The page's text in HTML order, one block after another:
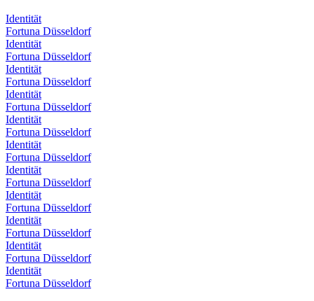
Identität
Fortuna Düsseldorf
Identität
Fortuna Düsseldorf
Identität
Fortuna Düsseldorf
Identität
Fortuna Düsseldorf
Identität
Fortuna Düsseldorf
Identität
Fortuna Düsseldorf
Identität
Fortuna Düsseldorf
Identität
Fortuna Düsseldorf
Identität
Fortuna Düsseldorf
Identität
Fortuna Düsseldorf
Identität
Fortuna Düsseldorf